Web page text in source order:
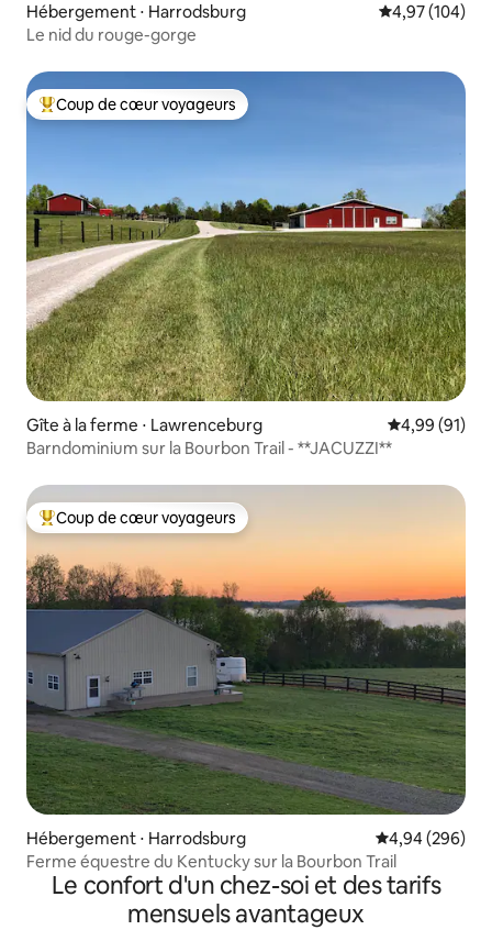
Hébergement ⋅ Harrodsburg Évaluation
4,97 (104)
Le nid du rouge-gorge
Coups de cœur voyageurs les plus appréciés
Coup de cœur voyageurs
Gîte à la ferme ⋅ Lawrenceburg Évaluation
4,99 (91)
Barndominium sur la Bourbon Trail - **JACUZZI**
Coups de cœur voyageurs les plus appréciés
Coup de cœur voyageurs
Hébergement ⋅ Harrodsburg Évaluation
4,94 (296)
Ferme équestre du Kentucky sur la Bourbon Trail
Le confort d'un chez-soi et des tarifs
mensuels avantageux